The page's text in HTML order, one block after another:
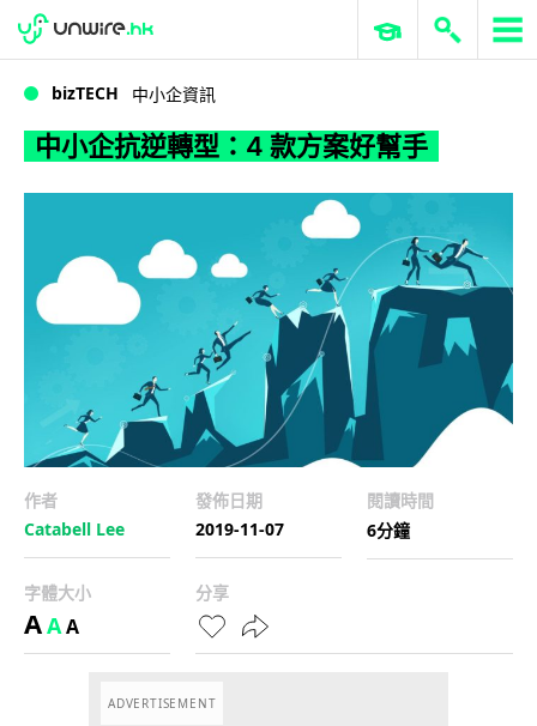
中小企抗逆轉型：4 款方案好幫手
WWDC 2026 ERP 與商業 AI
bizTECH 中小企資訊
中小企抗逆轉型：4 款方案好幫手
作者
Catabell Lee
發佈日期
2019-11-07
閱讀時間
6分鐘
字體大小
AAA
分享
ADVERTISEMENT